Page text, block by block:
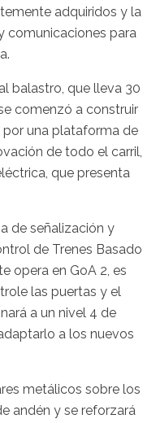
adquiridos y la
comunicaciones para
balastro, que lleva 30
comenzó a construir
por una plataforma de
de todo el carril,
que presenta
de señalización y
de Trenes Basado
opera en GoA 2, es
las puertas y el
a un nivel 4 de
a los nuevos
metálicos sobre los
andén y se reforzará